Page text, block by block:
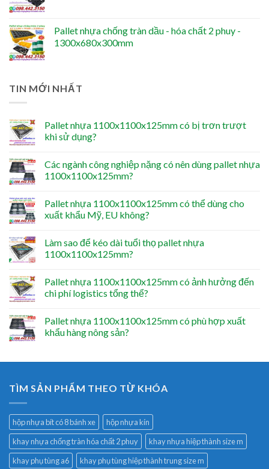
Pallet nhựa chống tràn dầu - hóa chất 2 phuy -
1300x680x300mm
TIN MỚI NHẤT
Pallet nhựa 1100x1100x125mm có bị trơn trượt
khi sử dụng?
Các ngành công nghiệp nặng có nên dùng pallet nhựa
1100x1100x125mm?
Pallet nhựa 1100x1100x125mm có thể dùng cho
xuất khẩu Mỹ, EU không?
Làm sao để kéo dài tuổi thọ pallet nhựa
1100x1100x125mm?
Pallet nhựa 1100x1100x125mm có ảnh hưởng đến
chi phí logistics tổng thể?
Pallet nhựa 1100x1100x125mm có phù hợp xuất
khẩu hàng nông sản?
TÌM SẢN PHẨM THEO TỪ KHÓA
hộp nhựa bít có 8 bánh xe
hộp nhựa kín
khay nhựa chống tràn hóa chất 2 phuy
khay nhựa hiệp thành size m
khay phụ tùng a6
khay phụ tùng hiệp thành trung size m